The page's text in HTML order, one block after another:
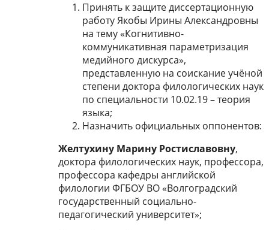
Принять к защите диссертационную
работу Якобы Ирины Александровны
на тему «Когнитивно-
коммуникативная параметризация
медийного дискурса»,
представленную на соискание учёной
степени доктора филологических наук
по специальности 10.02.19 – теория
языка;
Назначить официальных оппонентов:
Желтухину Марину Ростиславовну,
доктора филологических наук, профессора,
профессора кафедры английской
филологии ФГБОУ ВО «Волгоградский
государственный социально-
педагогический университет»;